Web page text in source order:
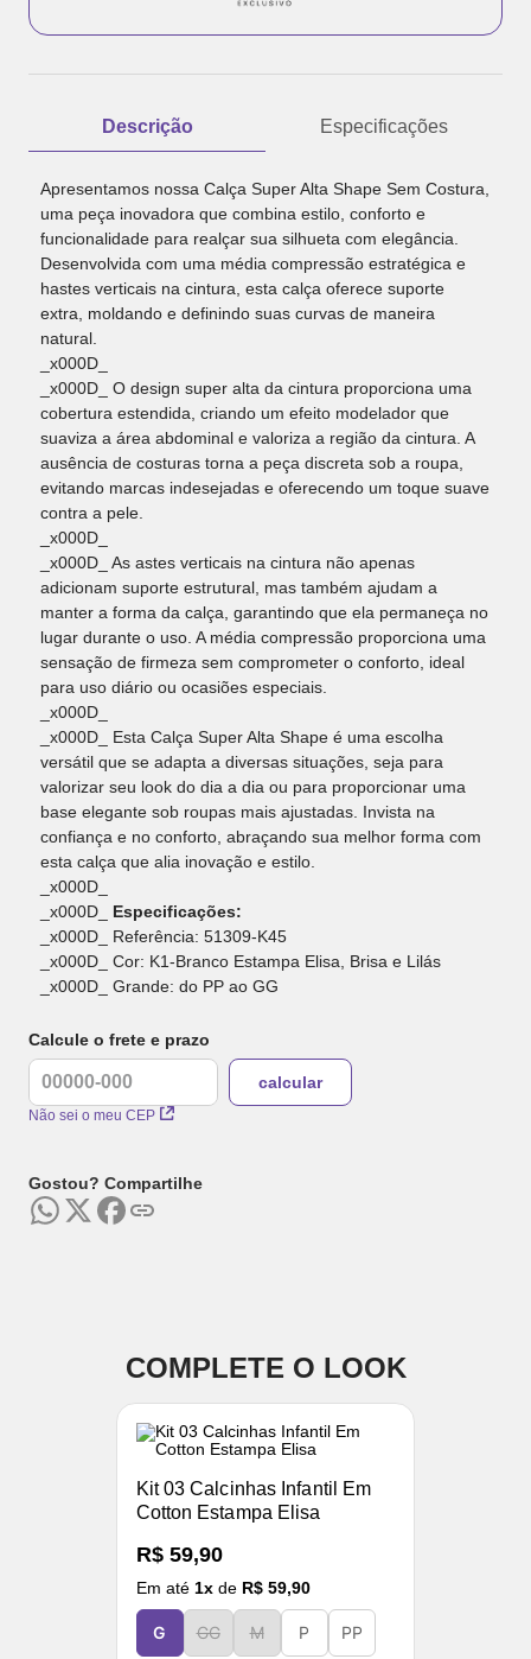
Descrição Especificações
Apresentamos nossa Calça Super Alta Shape Sem Costura,
uma peça inovadora que combina estilo, conforto e
funcionalidade para realçar sua silhueta com elegância.
Desenvolvida com uma média compressão estratégica e
hastes verticais na cintura, esta calça oferece suporte
extra, moldando e definindo suas curvas de maneira
natural.
_x000D_
_x000D_ O design super alta da cintura proporciona uma
cobertura estendida, criando um efeito modelador que
suaviza a área abdominal e valoriza a região da cintura. A
ausência de costuras torna a peça discreta sob a roupa,
evitando marcas indesejadas e oferecendo um toque suave
contra a pele.
_x000D_
_x000D_ As astes verticais na cintura não apenas
adicionam suporte estrutural, mas também ajudam a
manter a forma da calça, garantindo que ela permaneça no
lugar durante o uso. A média compressão proporciona uma
sensação de firmeza sem comprometer o conforto, ideal
para uso diário ou ocasiões especiais.
_x000D_
_x000D_ Esta Calça Super Alta Shape é uma escolha
versátil que se adapta a diversas situações, seja para
valorizar seu look do dia a dia ou para proporcionar uma
base elegante sob roupas mais ajustadas. Invista na
confiança e no conforto, abraçando sua melhor forma com
esta calça que alia inovação e estilo.
_x000D_
_x000D_ Especificações:
_x000D_ Referência: 51309-K45
_x000D_ Cor: K1-Branco Estampa Elisa, Brisa e Lilás
_x000D_ Grande: do PP ao GG
Calcule o frete e prazo
Não sei o meu CEP
Gostou? Compartilhe
COMPLETE O LOOK
Kit 03 Calcinhas Infantil Em
Cotton Estampa Elisa
R$ 59,90
Em até 1x de R$ 59,90
G GG M P PP